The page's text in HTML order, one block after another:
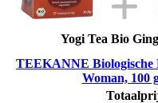
Yogi Tea Bio
TEEKANNE Biologische
Woman, 100